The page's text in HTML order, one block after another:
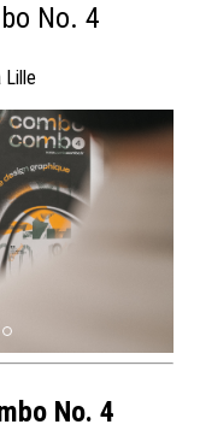
No. 4
Lille
No. 4